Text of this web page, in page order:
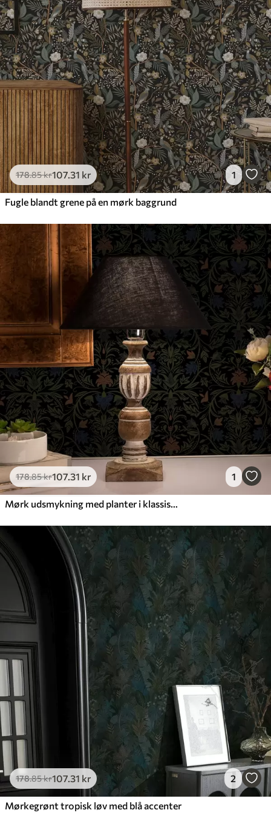
Tilgængelige materialer
Standard
365.00219.00kr/m²
Premium
448.33269 .00 kr/m²
Premium vinyl
516.67310.00kr/m²
178.85kr107.31 kr 1
Fugle blandt grene på en mørk baggrund
178.85kr107.31 kr 1
Mørk udsmykning med planter i klassisk stil
178.85kr107.31 kr 2
Mørkegrønt tropisk løv med blå accenter